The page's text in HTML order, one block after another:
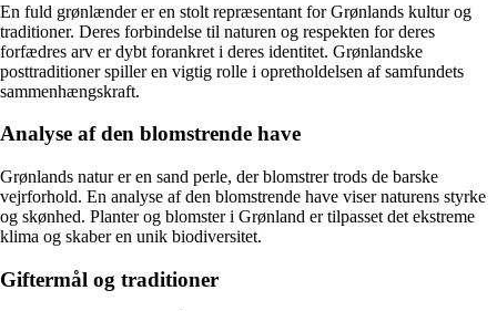
En fuld grønlænder er en stolt repræsentant for Grønlands kultur og
traditioner. Deres forbindelse til naturen og respekten for deres
forfædres arv er dybt forankret i deres identitet. Grønlandske
posttraditioner spiller en vigtig rolle i opretholdelsen af samfundets
sammenhængskraft.
Analyse af den blomstrende have
Grønlands natur er en sand perle, der blomstrer trods de barske
vejrforhold. En analyse af den blomstrende have viser naturens styrke
og skønhed. Planter og blomster i Grønland er tilpasset det ekstreme
klima og skaber en unik biodiversitet.
Giftermål og traditioner